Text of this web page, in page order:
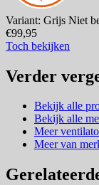
Variant: Grijs Niet
€99,95
Toch bekijken
Verder
Bekijk alle
Bekijk alle
Meer
Meer van